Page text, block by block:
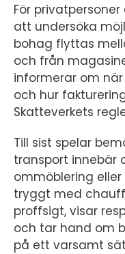
För
att undersöka
bohag flyttas
och från
informerar om
och hur
Skatteverkets
Till sist spelar
transport innebär
ommöblering
tryggt med
proffsigt, visar
och tar hand om
på ett varsamt